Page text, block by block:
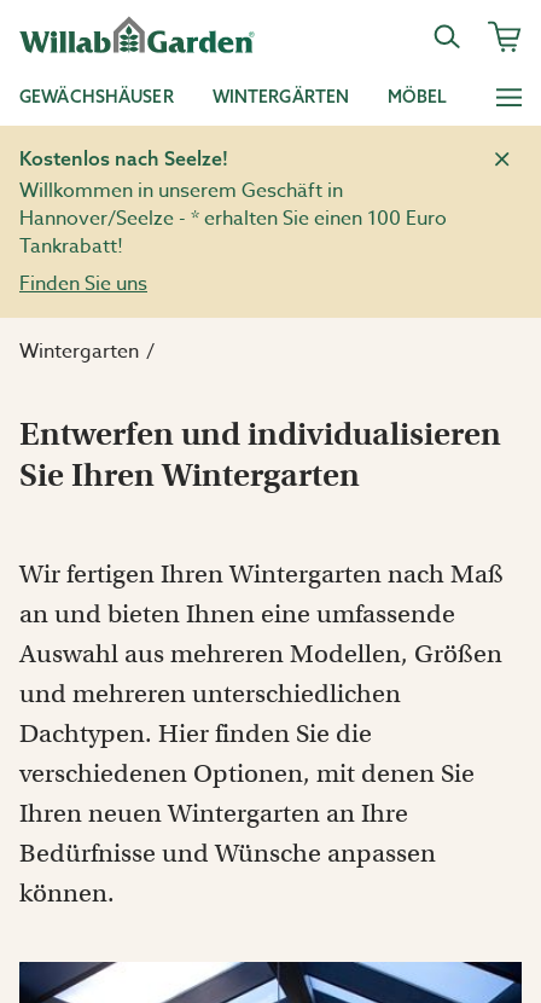
GEWÄCHSHÄUSER WINTERGÄRTEN MÖBEL
Kostenlos nach Seelze!
Willkommen in unserem Geschäft in
Hannover/Seelze - * erhalten Sie einen 100 Euro
Tankrabatt!
Finden Sie uns
Wintergarten
Entwerfen und individualisieren
Sie Ihren Wintergarten
Wir fertigen Ihren Wintergarten nach Maß
an und bieten Ihnen eine umfassende
Auswahl aus mehreren Modellen, Größen
und mehreren unterschiedlichen
Dachtypen. Hier finden Sie die
verschiedenen Optionen, mit denen Sie
Ihren neuen Wintergarten an Ihre
Bedürfnisse und Wünsche anpassen
können.